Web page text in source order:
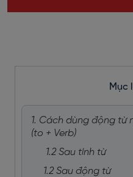
Mục
1. Cách dùng động từ
(to + Verb)
1.2 Sau tính từ
1.2 Sau động từ